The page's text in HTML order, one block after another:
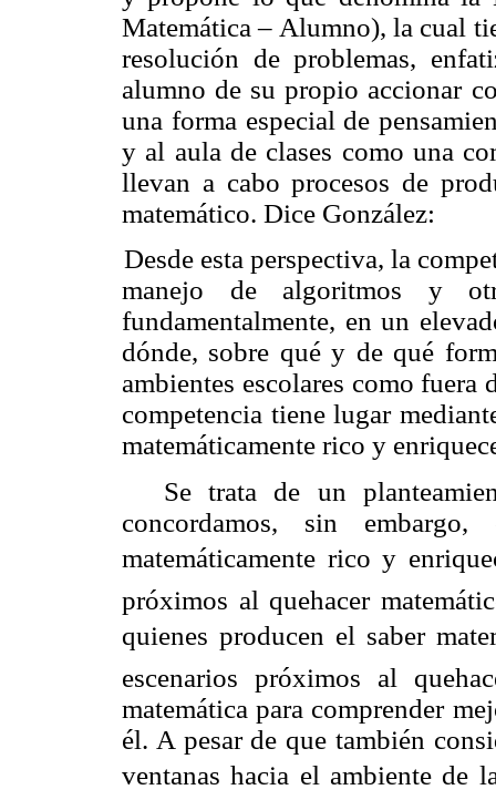
Matemática – Alumno), la cual
resolución de problemas,
alumno de su propio accionar
una forma especial de
y al aula de clases como una
llevan a cabo procesos de
matemático. Dice González:
Desde esta perspectiva, la
manejo de algoritmos y
fundamentalmente, en un
dónde, sobre qué y de qué
ambientes escolares como
competencia tiene lugar
matemáticamente rico y
Se trata de un
concordamos, sin
matemáticamente rico y
próximos al quehacer
quienes producen el saber
escenarios próximos al
matemática para comprender
él. A pesar de que también
ventanas hacia el ambiente